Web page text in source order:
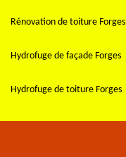
Rénovation de toiture Forges
Hydrofuge de façade Forges
Hydrofuge de toiture Forges